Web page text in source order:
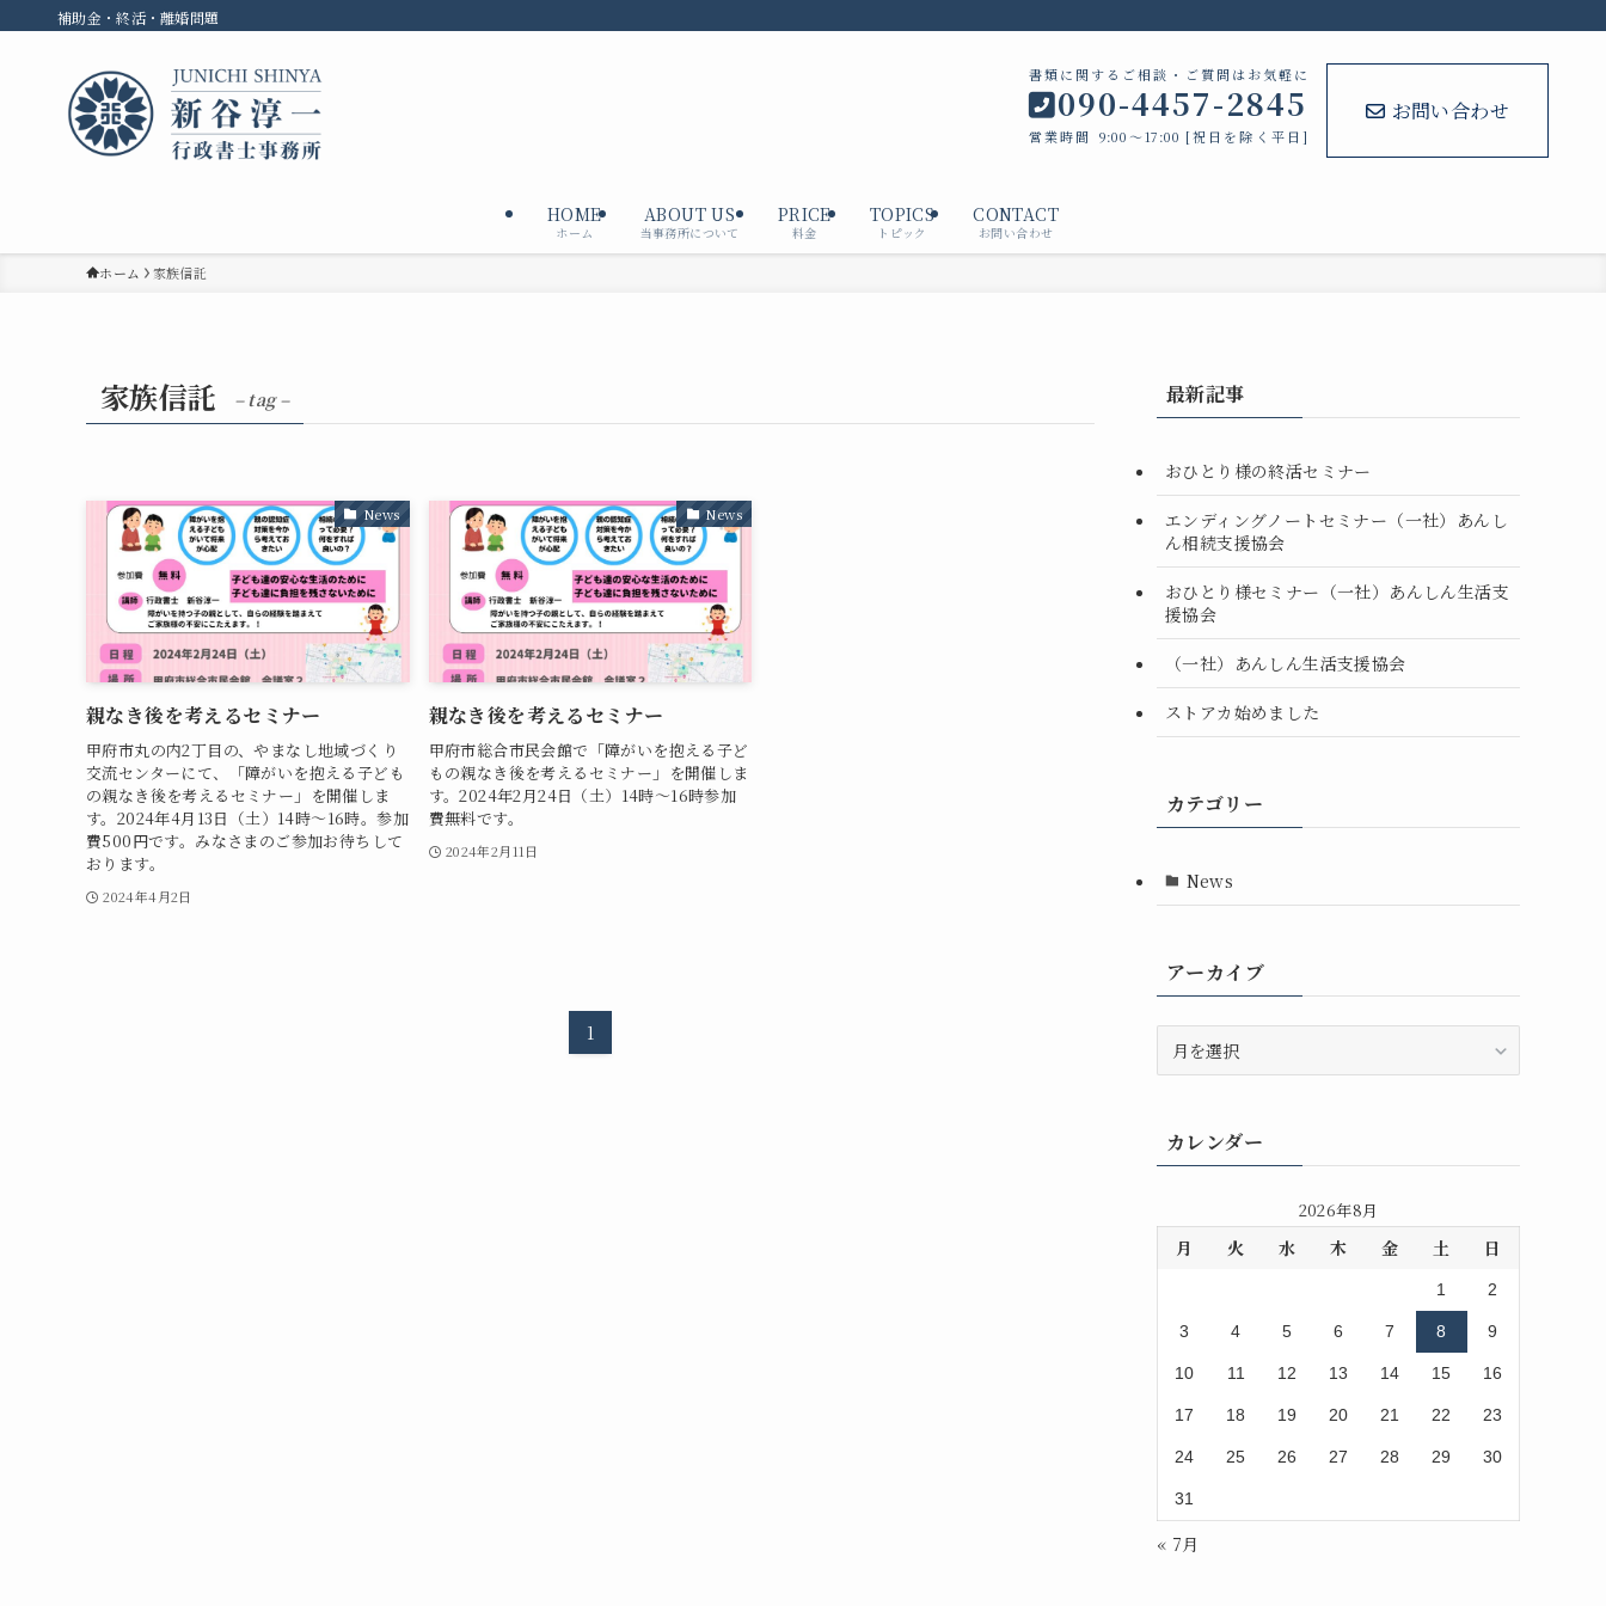
補助金・終活・離婚問題
書類に関するご相談・ご質問はお気軽に
090-4457-2845
営業時間 9:00～17:00 [祝日を除く平日]
お問い合わせ
HOME
ホーム
ABOUT US
当事務所について
PRICE
料金
TOPICS
トピック
CONTACT
お問い合わせ
ホーム 家族信託
家族信託 – tag –
News
親なき後を考えるセミナー
甲府市丸の内2丁目の、やまなし地域づくり
交流センターにて、「障がいを抱える子ども
の親なき後を考えるセミナー」を開催しま
す。2024年4月13日（土）14時～16時。参加
費500円です。みなさまのご参加お待ちして
おります。
2024年4月2日
News
親なき後を考えるセミナー
甲府市総合市民会館で「障がいを抱える子ど
もの親なき後を考えるセミナー」を開催しま
す。2024年2月24日（土）14時～16時参加
費無料です。
2024年2月11日
1
最新記事
おひとり様の終活セミナー
エンディングノートセミナー（一社）あんし
ん相続支援協会
おひとり様セミナー（一社）あんしん生活支
援協会
（一社）あんしん生活支援協会
ストアカ始めました
カテゴリー
News
アーカイブ
ブカレンダー
2026年8月
月 火 水 木 金 土 日
1 2
3 4 5 6 7 8 9
10 11 12 13 14 15 16
17 18 19 20 21 22 23
24 25 26 27 28 29 30
31
« 7月